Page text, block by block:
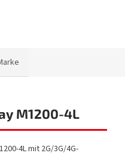
M1200-4L
4L mit 2G/3G/4G-